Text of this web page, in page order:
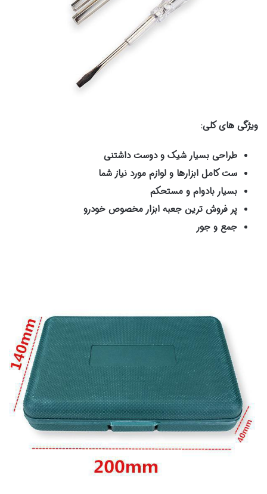
ویژگی های کلی:
طراحی بسیار شیک و دوست داشتنی
ست کامل ابزارها و لوازم مورد نیاز شما
بسیار بادوام و مستحکم
پر فروش ترین جعبه ابزار مخصوص خودرو
جمع و جور